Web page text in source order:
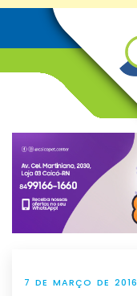
7 DE MARÇO DE 2016